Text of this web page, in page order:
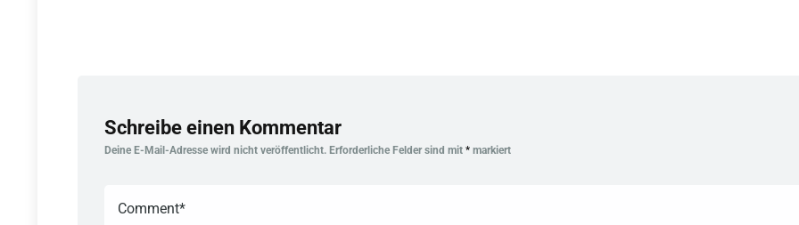
Schreibe einen Kommentar
Deine E-Mail-Adresse wird nicht veröffentlicht. Erforderliche Felder sind mit * markiert